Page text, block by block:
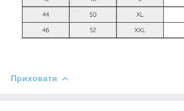
Приховати